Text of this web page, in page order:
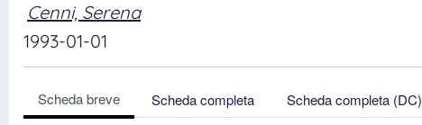
Cenni, Serena
1993-01-01
Scheda breve Scheda completa Scheda completa (DC)